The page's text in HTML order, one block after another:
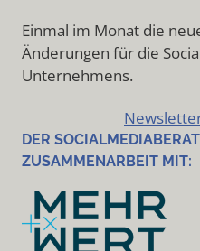
Einmal im Monat die
Änderungen für die
Unternehmens.
DER
ZUSAMMENARBEIT MIT: